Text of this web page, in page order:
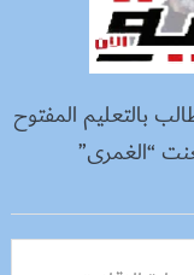
طالب بالتعليم المفتوح
“الغمرى”